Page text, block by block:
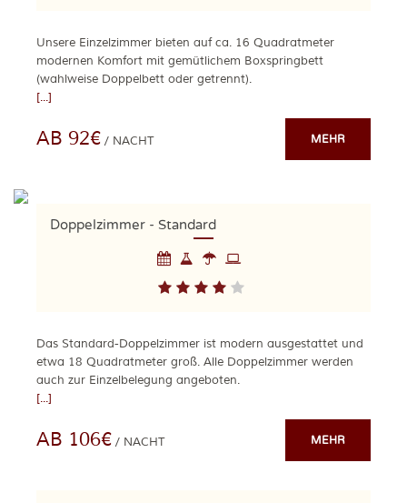
Unsere Einzelzimmer bieten auf ca. 16 Quadratmeter
modernen Komfort mit gemütlichem Boxspringbett
(wahlweise Doppelbett oder getrennt).
[...]
AB 92€ / NACHT MEHR
Doppelzimmer - Standard
Das Standard-Doppelzimmer ist modern ausgestattet und
etwa 18 Quadratmeter groß. Alle Doppelzimmer werden
auch zur Einzelbelegung angeboten.
[...]
AB 106€ / NACHT MEHR